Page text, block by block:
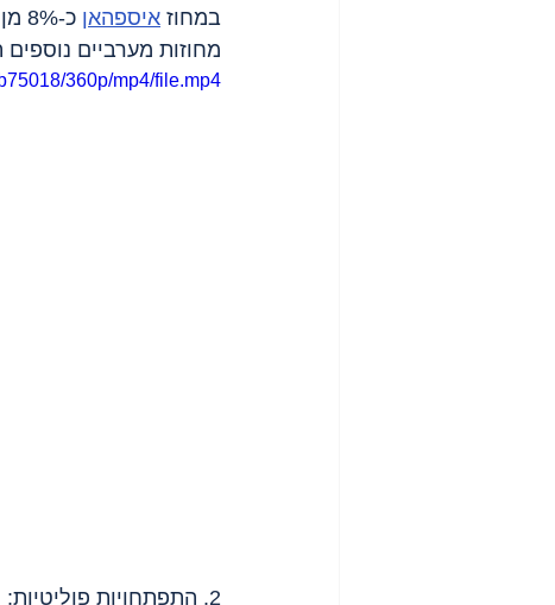
במחוז איספהאן כ-8% מן התקיפות, ובמחוז
מחוזות מערביים נוספים
360p/mp4/file.mp4
2. התפתחויות פוליטיות: